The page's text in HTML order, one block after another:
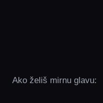
Ako želiš mirnu glavu: